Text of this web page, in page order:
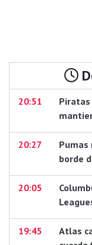
20:51
Piratas
20:27
Pumas
borde
20:05
19:45
Atlas